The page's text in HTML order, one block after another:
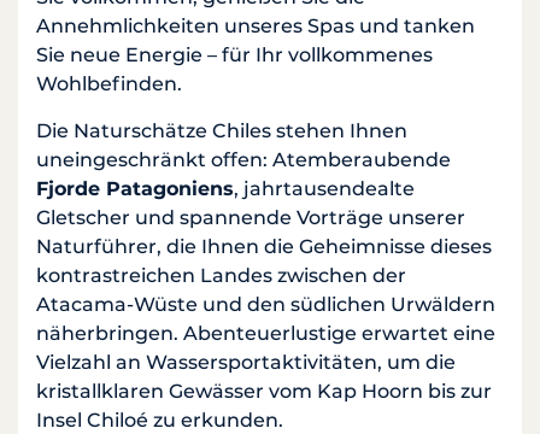
Annehmlichkeiten unseres Spas und tanken
Sie neue Energie – für Ihr vollkommenes
Wohlbefinden.
Die Naturschätze Chiles stehen Ihnen
uneingeschränkt offen: Atemberaubende
Fjorde Patagoniens, jahrtausendealte
Gletscher und spannende Vorträge unserer
Naturführer, die Ihnen die Geheimnisse dieses
kontrastreichen Landes zwischen der
Atacama-Wüste und den südlichen Urwäldern
näherbringen. Abenteuerlustige erwartet eine
Vielzahl an Wassersportaktivitäten, um die
kristallklaren Gewässer vom Kap Hoorn bis zur
Insel Chiloé zu erkunden.